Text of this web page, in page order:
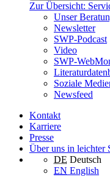
Zur Übersicht:
Unser
Newsletter
SWP-Podcast
Video
SWP-
Soziale
Newsfeed
Kontakt
Karriere
Presse
Über uns in leichter
DE Deutsch
EN English